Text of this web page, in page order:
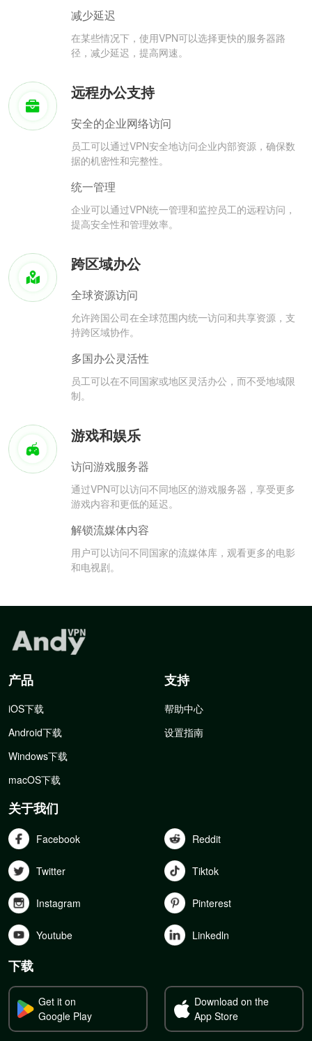
减少延迟
在某些情况下，使用VPN可以选择更快的服务器路
径，减少延迟，提高网速。
远程办公支持
安全的企业网络访问
员工可以通过VPN安全地访问企业内部资源，确保数
据的机密性和完整性。
统一管理
企业可以通过VPN统一管理和监控员工的远程访问，
提高安全性和管理效率。
跨区域办公
全球资源访问
允许跨国公司在全球范围内统一访问和共享资源，支
持跨区域协作。
多国办公灵活性
员工可以在不同国家或地区灵活办公，而不受地域限
制。
游戏和娱乐
访问游戏服务器
通过VPN可以访问不同地区的游戏服务器，享受更多
游戏内容和更低的延迟。
解锁流媒体内容
用户可以访问不同国家的流媒体库，观看更多的电影
和电视剧。
产品
iOS下载
Android下载
Windows下载
macOS下载
支持
帮助中心
设置指南
关于我们
Facebook Reddit
Twitter Tiktok
Instagram Pinterest
Youtube Linkedln
下载
Get it on
Google Play
Download on the
App Store